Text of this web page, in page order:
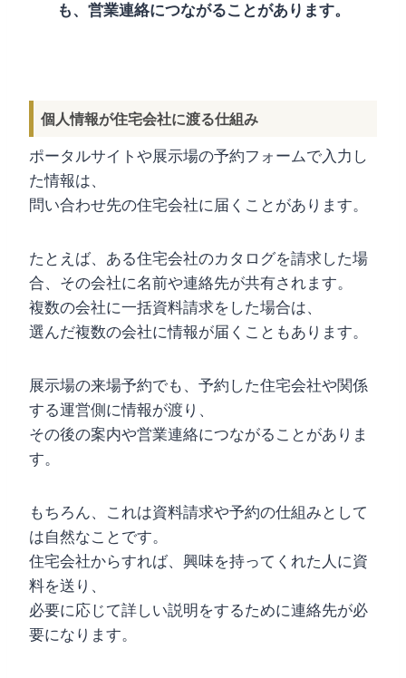
も、営業連絡につながることがあります。
個人情報が住宅会社に渡る仕組み
ポータルサイトや展示場の予約フォームで入力し
た情報は、
問い合わせ先の住宅会社に届くことがあります。
たとえば、ある住宅会社のカタログを請求した場
合、その会社に名前や連絡先が共有されます。
複数の会社に一括資料請求をした場合は、
選んだ複数の会社に情報が届くこともあります。
展示場の来場予約でも、予約した住宅会社や関係
する運営側に情報が渡り、
その後の案内や営業連絡につながることがありま
す。
もちろん、これは資料請求や予約の仕組みとして
は自然なことです。
住宅会社からすれば、興味を持ってくれた人に資
料を送り、
必要に応じて詳しい説明をするために連絡先が必
要になります。